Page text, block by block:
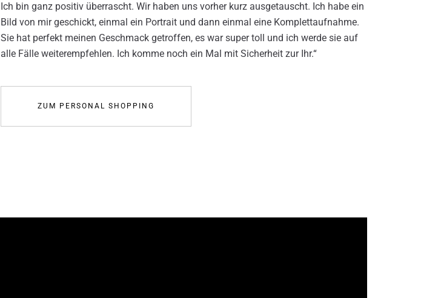
Ich bin ganz positiv überrascht. Wir haben uns vorher kurz ausgetauscht. Ich habe ein
Bild von mir geschickt, einmal ein Portrait und dann einmal eine Komplettaufnahme.
Sie hat perfekt meinen Geschmack getroffen, es war super toll und ich werde sie auf
alle Fälle weiterempfehlen. Ich komme noch ein Mal mit Sicherheit zur Ihr.“
ZUM PERSONAL SHOPPING